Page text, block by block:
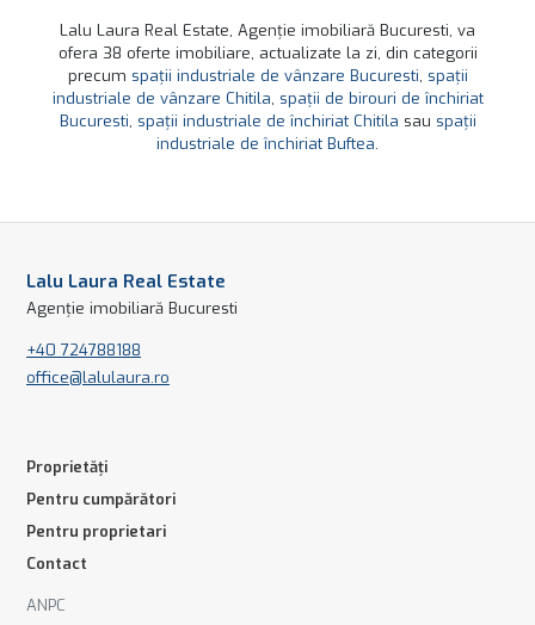
Lalu Laura Real Estate, Agenție imobiliară Bucuresti, va
ofera 38 oferte imobiliare, actualizate la zi, din categorii
precum spații industriale de vânzare Bucuresti, spații
industriale de vânzare Chitila, spații de birouri de închiriat
Bucuresti, spații industriale de închiriat Chitila sau spații
industriale de închiriat Buftea.
Lalu Laura Real Estate
Agenție imobiliară Bucuresti
+40 724788188
office@lalulaura.ro
Proprietăți
Pentru cumpărători
Pentru proprietari
Contact
ANPC